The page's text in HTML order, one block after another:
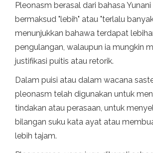
Pleonasm berasal dari bahasa Yunani
bermaksud "lebih" atau "terlalu
menunjukkan bahawa terdapat
pengulangan, walaupun ia mungkin
justifikasi puitis atau retorik.
Dalam puisi atau dalam wacana
pleonasm telah digunakan untuk
tindakan atau perasaan, untuk
bilangan suku kata ayat atau
lebih tajam.